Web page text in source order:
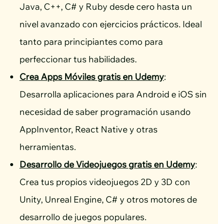
Java, C++, C# y Ruby desde cero hasta un
nivel avanzado con ejercicios prácticos. Ideal
tanto para principiantes como para
perfeccionar tus habilidades.
Crea Apps Móviles gratis en Udemy:
Desarrolla aplicaciones para Android e iOS sin
necesidad de saber programación usando
AppInventor, React Native y otras
herramientas.
Desarrollo de Videojuegos gratis en Udemy:
Crea tus propios videojuegos 2D y 3D con
Unity, Unreal Engine, C# y otros motores de
desarrollo de juegos populares.